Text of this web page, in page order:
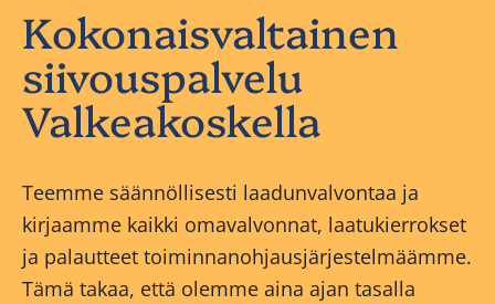
Kokonaisvaltainen
siivouspalvelu
Valkeakoskella
Teemme säännöllisesti laadunvalvontaa ja
kirjaamme kaikki omavalvonnat, laatukierrokset
ja palautteet toiminnanohjausjärjestelmäämme.
Tämä takaa, että olemme aina ajan tasalla